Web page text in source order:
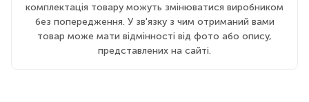
комплектація товару можуть змінюватися виробником
без попередження. У зв'язку з чим отриманий вами
товар може мати відмінності від фото або опису,
представлених на сайті.